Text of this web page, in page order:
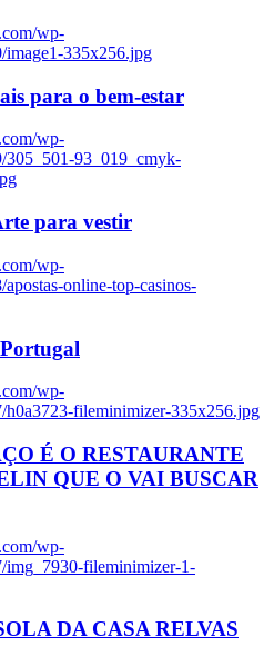
wp-
image1-335x256.jpg
para o bem-estar
wp-
305_501-93_019_cmyk-
para vestir
wp-
online-top-casinos-
wp-
h0a3723-fileminimizer-335x256.jpg
É O RESTAURANTE
QUE O VAI BUSCAR
wp-
img_7930-fileminimizer-1-
DA CASA RELVAS